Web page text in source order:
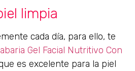
limpia
cada día, para ello, te
Gel Facial Nutritivo Con
es excelente para la piel